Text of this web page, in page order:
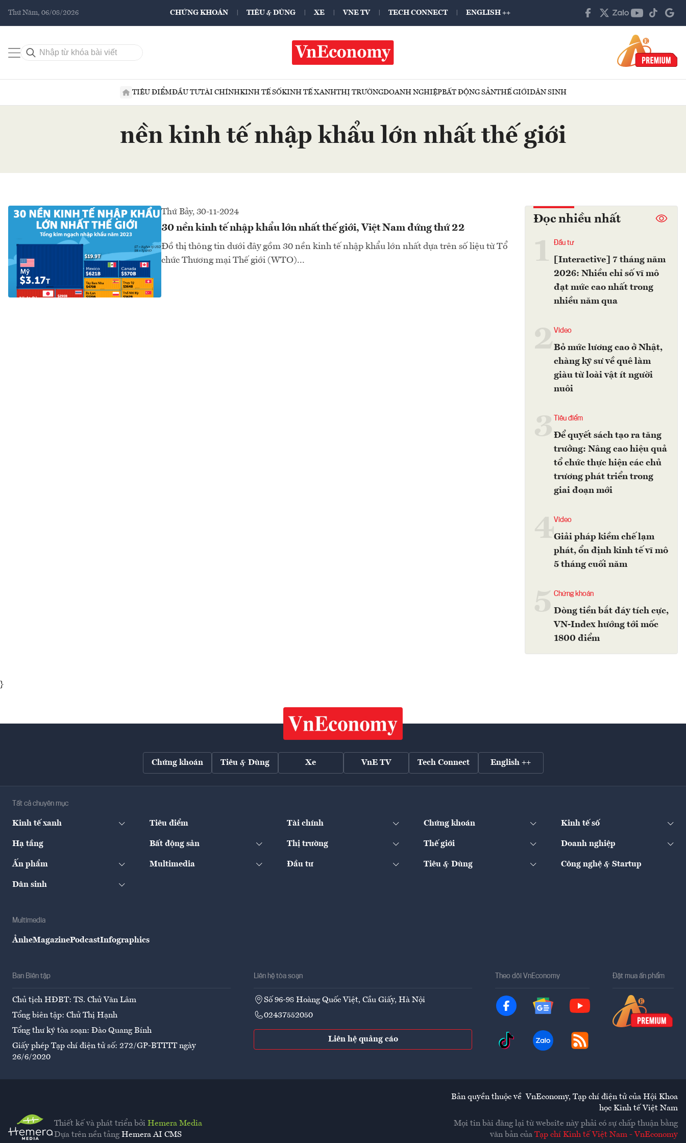
Thứ Năm, 06/08/2026 CHỨNG KHOÁN TIÊU & DÙNG XE VNE TV TECH CONNECT ENGLISH ++
TIÊU ĐIỂMĐẦU TƯTÀI CHÍNHKINH TẾ SỐKINH TẾ XANHTHỊ TRƯỜNGDOANH NGHIỆPBẤT ĐỘNG SẢNTHẾ GIỚIDÂN SINH
nền kinh tế nhập khẩu lớn nhất thế giới
Thứ Bảy, 30-11-2024
30 nền kinh tế nhập khẩu lớn nhất thế giới, Việt Nam đứng thứ 22
Đồ thị thông tin dưới đây gồm 30 nền kinh tế nhập khẩu lớn nhất dựa trên số liệu từ Tổ
chức Thương mại Thế giới (WTO)...
Đọc nhiều nhất
Đầu tư
[Interactive] 7 tháng năm
2026: Nhiều chỉ số vĩ mô
đạt mức cao nhất trong
nhiều năm qua
2Video
Bỏ mức lương cao ở Nhật,
chàng kỹ sư về quê làm
giàu từ loài vật ít người
nuôi
Tiêu điểm
Để quyết sách tạo ra tăng
trưởng: Nâng cao hiệu quả
tổ chức thực hiện các chủ
trương phát triển trong
giai đoạn mới
4Video
Giải pháp kiềm chế lạm
phát, ổn định kinh tế vĩ mô
5 tháng cuối năm
Chứng khoán
Dòng tiền bắt đáy tích cực,
VN-Index hướng tới mốc
1800 điểm
}
Chứng khoán Tiêu & Dùng Xe VnE TV Tech Connect English ++
Tất cả chuyên mục
Kinh tế xanh Tiêu điểm Tài chính Chứng khoán Kinh tế số
Hạ tầng Bất động sản Thị trường Thế giới Doanh nghiệp
Ấn phẩm Multimedia Đầu tư Tiêu & Dùng Công nghệ & Startup
Dân sinh
Multimedia
ẢnheMagazinePodcastInfographics
Ban Biên tập
Chủ tịch HĐBT: TS. Chử Văn Lâm
Tổng biên tập: Chử Thị Hạnh
Tổng thư ký tòa soạn: Đào Quang Bính
Giấy phép Tạp chí điện tử số: 272/GP-BTTTT ngày
26/6/2020
Liên hệ tòa soạn
Số 96-98 Hoàng Quốc Việt, Cầu Giấy, Hà Nội
02437552050
Liên hệ quảng cáo
Theo dõi VnEconomy Đặt mua ấn phẩm
Thiết kế và phát triển bởi Hemera Media
Dựa trên nền tảng Hemera AI CMS
Bản quyền thuộc về VnEconomy, Tạp chí điện tử của Hội Khoa
học Kinh tế Việt Nam
Mọi tin bài đăng lại từ website này phải có sự chấp thuận bằng
văn bản của Tạp chí Kinh tế Việt Nam - VnEconomy